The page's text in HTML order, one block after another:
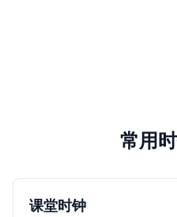
常用
课堂时钟